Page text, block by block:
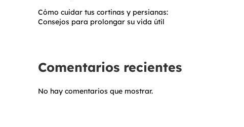
Cómo cuidar tus cortinas y persianas:
Consejos para prolongar su vida útil
Comentarios recientes
No hay comentarios que mostrar.